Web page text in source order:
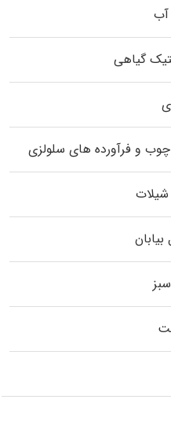
آب
گیاهی
و فرآورده‌ های سلولزی